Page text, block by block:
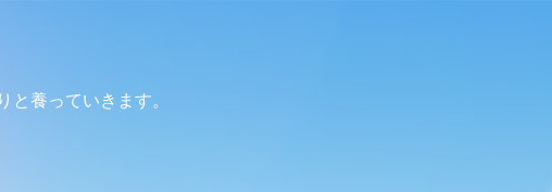
養っていきます。